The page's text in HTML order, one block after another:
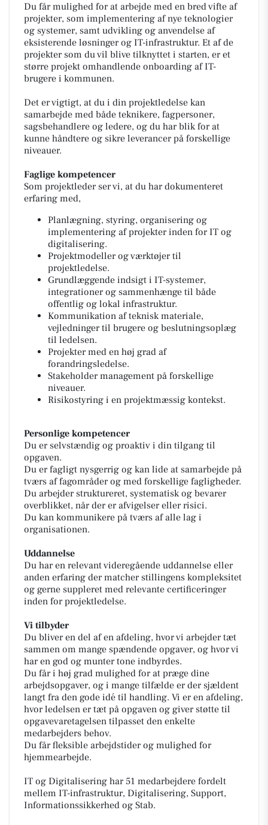
Du får mulighed for at arbejde med en bred vifte af
projekter, som implementering af nye teknologier
og systemer, samt udvikling og anvendelse af
eksisterende løsninger og IT-infrastruktur. Et af de
projekter som du vil blive tilknyttet i starten, er et
større projekt omhandlende onboarding af IT-
brugere i kommunen.
Det er vigtigt, at du i din projektledelse kan
samarbejde med både teknikere, fagpersoner,
sagsbehandlere og ledere, og du har blik for at
kunne håndtere og sikre leverancer på forskellige
niveauer.
Faglige kompetencer
Som projektleder ser vi, at du har dokumenteret
erfaring med,
Planlægning, styring, organisering og
implementering af projekter inden for IT og
digitalisering.
Projektmodeller og værktøjer til
projektledelse.
Grundlæggende indsigt i IT-systemer,
integrationer og sammenhænge til både
offentlig og lokal infrastruktur.
Kommunikation af teknisk materiale,
vejledninger til brugere og beslutningsoplæg
til ledelsen.
Projekter med en høj grad af
forandringsledelse.
Stakeholder management på forskellige
niveauer.
Risikostyring i en projektmæssig kontekst.
Personlige kompetencer
Du er selvstændig og proaktiv i din tilgang til
opgaven.
Du er fagligt nysgerrig og kan lide at samarbejde på
tværs af fagområder og med forskellige fagligheder.
Du arbejder struktureret, systematisk og bevarer
overblikket, når der er afvigelser eller risici.
Du kan kommunikere på tværs af alle lag i
organisationen.
Uddannelse
Du har en relevant videregående uddannelse eller
anden erfaring der matcher stillingens kompleksitet
og gerne suppleret med relevante certificeringer
inden for projektledelse.
Vi tilbyder
Du bliver en del af en afdeling, hvor vi arbejder tæt
sammen om mange spændende opgaver, og hvor vi
har en god og munter tone indbyrdes.
Du får i høj grad mulighed for at præge dine
arbejdsopgaver, og i mange tilfælde er der sjældent
langt fra den gode idé til handling. Vi er en afdeling,
hvor ledelsen er tæt på opgaven og giver støtte til
opgavevaretagelsen tilpasset den enkelte
medarbejders behov.
Du får fleksible arbejdstider og mulighed for
hjemmearbejde.
IT og Digitalisering har 51 medarbejdere fordelt
mellem IT-infrastruktur, Digitalisering, Support,
Informationssikkerhed og Stab.